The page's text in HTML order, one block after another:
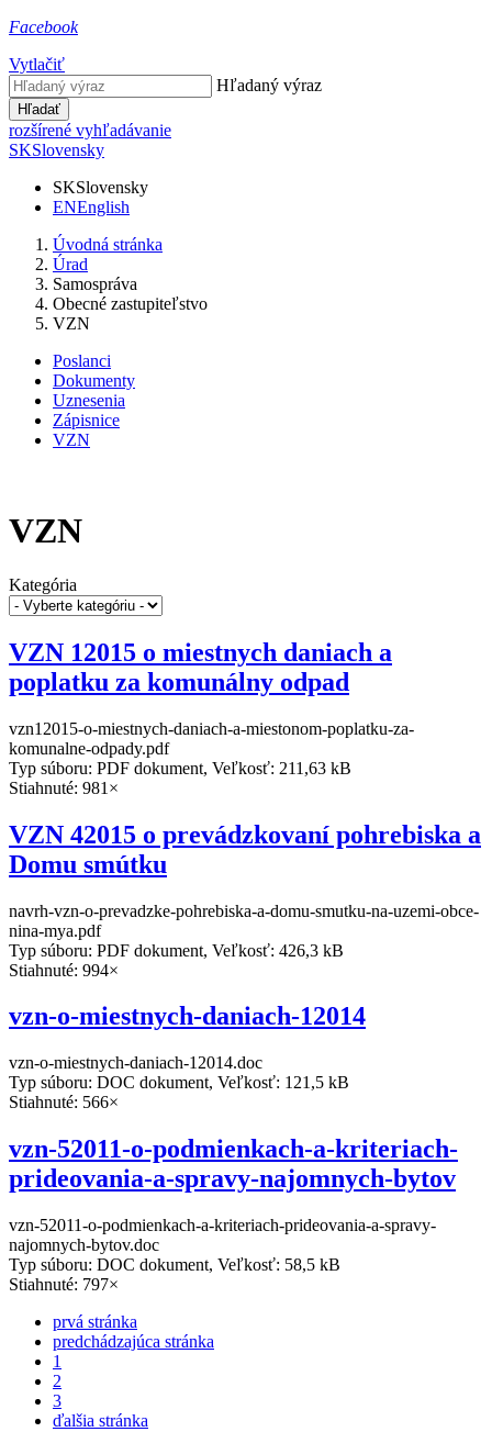
Facebook
Vytlačiť
Hľadaný výraz
Hľadať
rozšírené vyhľadávanie
SKSlovensky
SKSlovensky
ENEnglish
Úvodná stránka
Úrad
Samospráva
Obecné zastupiteľstvo
VZN
Poslanci
Dokumenty
Uznesenia
Zápisnice
VZN
VZN
Kategória
VZN 12015 o miestnych daniach a
poplatku za komunálny odpad
vzn12015-o-miestnych-daniach-a-miestonom-poplatku-za-
komunalne-odpady.pdf
Typ súboru: PDF dokument, Veľkosť: 211,63 kB
Stiahnuté: 981×
VZN 42015 o prevádzkovaní pohrebiska a
Domu smútku
navrh-vzn-o-prevadzke-pohrebiska-a-domu-smutku-na-uzemi-obce-
nina-mya.pdf
Typ súboru: PDF dokument, Veľkosť: 426,3 kB
Stiahnuté: 994×
vzn-o-miestnych-daniach-12014
vzn-o-miestnych-daniach-12014.doc
Typ súboru: DOC dokument, Veľkosť: 121,5 kB
Stiahnuté: 566×
vzn-52011-o-podmienkach-a-kriteriach-
prideovania-a-spravy-najomnych-bytov
vzn-52011-o-podmienkach-a-kriteriach-prideovania-a-spravy-
najomnych-bytov.doc
Typ súboru: DOC dokument, Veľkosť: 58,5 kB
Stiahnuté: 797×
prvá stránka
predchádzajúca stránka
1
2
3
ďalšia stránka